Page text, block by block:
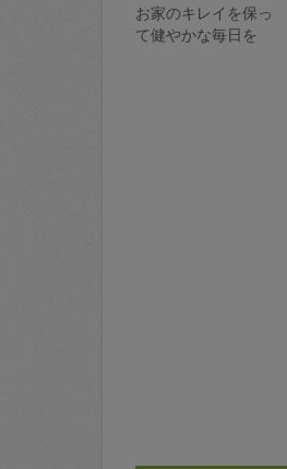
お家のキレイを保っ
て健やかな毎日を